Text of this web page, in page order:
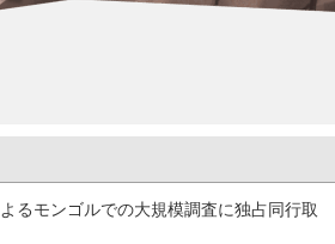
るモンゴルでの大規模調査に独占同行取